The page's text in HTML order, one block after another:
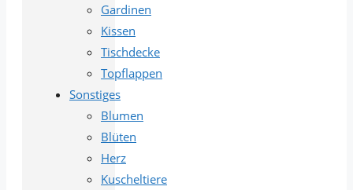
Gardinen
Kissen
Tischdecke
Topflappen
Sonstiges
Blumen
Blüten
Herz
Kuscheltiere